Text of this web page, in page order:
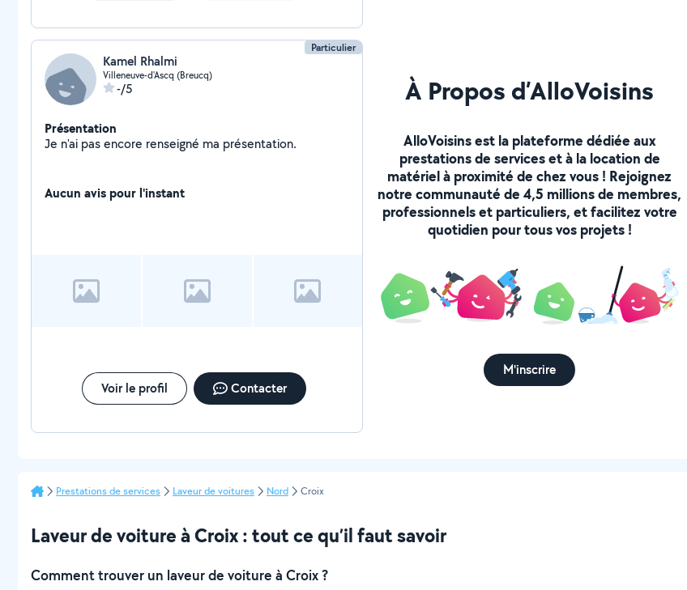
Particulier
Kamel Rhalmi
Villeneuve-d'Ascq (Breucq)
-/5
Présentation
Je n'ai pas encore renseigné ma présentation.
Aucun avis pour l'instant
Voir le profil Contacter
À Propos d’AlloVoisins
AlloVoisins est la plateforme dédiée aux
prestations de services et à la location de
matériel à proximité de chez vous ! Rejoignez
notre communauté de 4,5 millions de membres,
professionnels et particuliers, et facilitez votre
quotidien pour tous vos projets !
M'inscrire
Prestations de services Laveur de voitures Nord Croix
Laveur de voiture à Croix : tout ce qu’il faut savoir
Comment trouver un laveur de voiture à Croix ?